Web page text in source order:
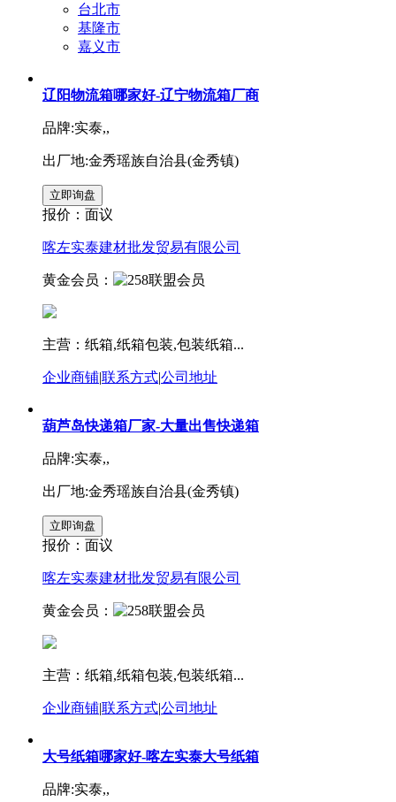
台北市
基隆市
嘉义市
辽阳物流箱哪家好-辽宁物流箱厂商
品牌:实泰,,
出厂地:金秀瑶族自治县(金秀镇)
报价： 面议
喀左实泰建材批发贸易有限公司
黄金会员：
主营：纸箱,纸箱包装,包装纸箱...
企业商铺|联系方式|公司地址
葫芦岛快递箱厂家-大量出售快递箱
品牌:实泰,,
出厂地:金秀瑶族自治县(金秀镇)
报价： 面议
喀左实泰建材批发贸易有限公司
黄金会员：
主营：纸箱,纸箱包装,包装纸箱...
企业商铺|联系方式|公司地址
大号纸箱哪家好-喀左实泰大号纸箱
品牌:实泰,,